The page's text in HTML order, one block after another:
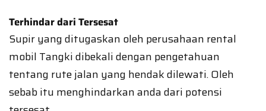
Terhindar dari Tersesat
Supir yang ditugaskan oleh perusahaan rental
mobil Tangki dibekali dengan pengetahuan
tentang rute jalan yang hendak dilewati. Oleh
sebab itu menghindarkan anda dari potensi